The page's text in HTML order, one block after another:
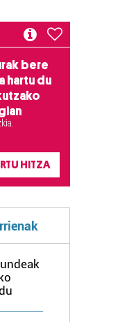
bere
hartu du
HITZA